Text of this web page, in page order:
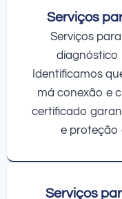
Serviços
Serviços
diagnóstico
Identificamos
má conexão e
certificado
e proteção
Serviços